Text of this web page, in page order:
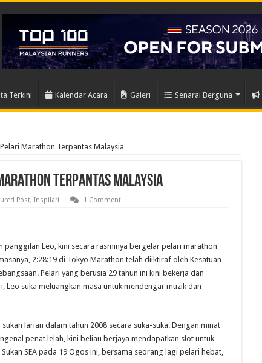
Terkini Kalendar Acara Galeri Senarai Berguna
Marathon Terpantas Malaysia
Terpantas Malaysia
Post, Inspilari 1 Comment
panggilan Leo, kini secara rasminya bergelar pelari marathon
2:28:19 di Tokyo Marathon telah diiktiraf oleh Kesatuan
Pelari yang berusia 29 tahun ini kini bekerja dan
Leo suka meluangkan masa untuk mendengar muzik dan
larian dalam tahun 2008 secara suka-suka. Dengan minat
penat lelah, kini beliau berjaya mendapatkan slot untuk
SEA pada 19 Ogos ini, bersama seorang lagi pelari hebat,